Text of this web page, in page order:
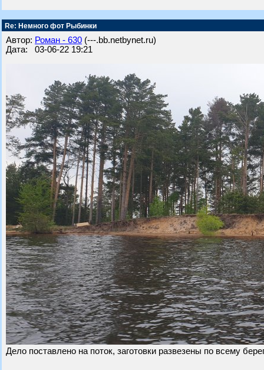
Re: Немного фот Рыбинки
Автор: Роман - 630 (---.bb.netbynet.ru)
Дата: 03-06-22 19:21
Дело поставлено на поток, заготовки развезены по всему